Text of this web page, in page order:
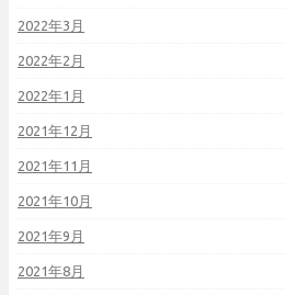
2022年3月
2022年2月
2022年1月
2021年12月
2021年11月
2021年10月
2021年9月
2021年8月